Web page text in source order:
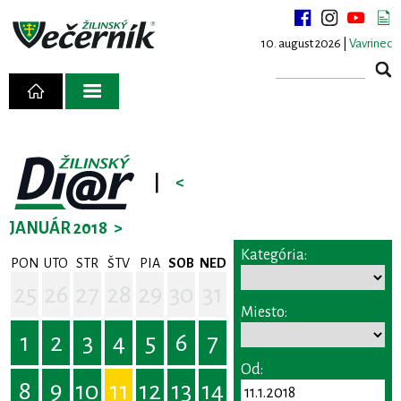
10. august 2026 | Vavrinec
<
JANUÁR 2018 >
PON UTO STR ŠTV PIA SOB NED
1
2 3 4 5 6
7
8
9 10 11 12 13 14
Kategória:
Miesto:
Od: